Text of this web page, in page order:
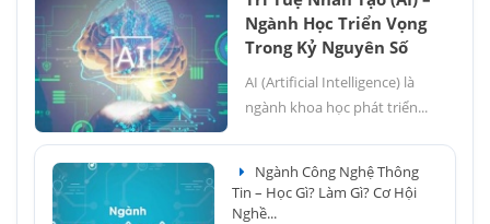
Ngành Học Triển Vọng
Trong Kỷ Nguyên Số
AI (Artificial Intelligence) là
ngành khoa học phát triển...
Ngành Công Nghệ Thông
Tin – Học Gì? Làm Gì? Cơ Hội
Nghề...